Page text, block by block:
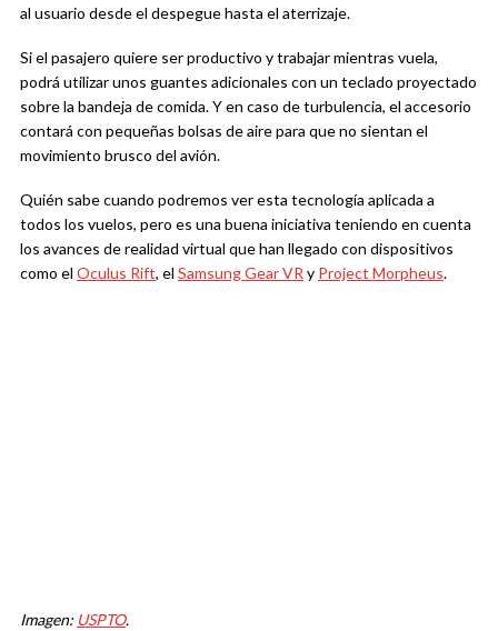
al usuario desde el despegue hasta el aterrizaje.
Si el pasajero quiere ser productivo y trabajar mientras vuela,
podrá utilizar unos guantes adicionales con un teclado proyectado
sobre la bandeja de comida. Y en caso de turbulencia, el accesorio
contará con pequeñas bolsas de aire para que no sientan el
movimiento brusco del avión.
Quién sabe cuando podremos ver esta tecnología aplicada a
todos los vuelos, pero es una buena iniciativa teniendo en cuenta
los avances de realidad virtual que han llegado con dispositivos
como el Oculus Rift, el Samsung Gear VRy Project Morpheus.
Imagen: USPTO.